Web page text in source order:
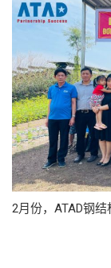
2月份，ATAD钢结